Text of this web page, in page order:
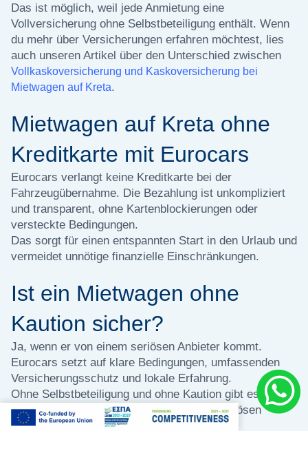
Das ist möglich, weil jede Anmietung eine
Vollversicherung ohne Selbstbeteiligung enthält. Wenn
du mehr über Versicherungen erfahren möchtest, lies
auch unseren Artikel über den Unterschied zwischen
Vollkaskoversicherung und Kaskoversicherung bei
Mietwagen auf Kreta.
Mietwagen auf Kreta ohne
Kreditkarte mit Eurocars
Eurocars verlangt keine Kreditkarte bei der
Fahrzeugübernahme. Die Bezahlung ist unkompliziert
und transparent, ohne Kartenblockierungen oder
versteckte Bedingungen.
Das sorgt für einen entspannten Start in den Urlaub und
vermeidet unnötige finanzielle Einschränkungen.
Ist ein Mietwagen ohne
Kaution sicher?
Ja, wenn er von einem seriösen Anbieter kommt.
Eurocars setzt auf klare Bedingungen, umfassenden
Versicherungsschutz und lokale Erfahrung.
Ohne Selbstbeteiligung und ohne Kaution gibt es keine
Diskussionen bei der Rückgabe und keine bösen
Überraschungen.